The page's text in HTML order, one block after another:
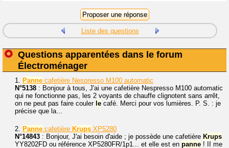
Liste des questions
Questions apparentées dans le forum
Électroménager
1. Panne cafetière Nespresso M100 automatic
N°5138 : Bonjour à tous, J'ai une cafetière Nespresso M100 automatic
qui ne fonctionne pas, les 2 voyants de chauffe clignotent sans arrêt,
on ne peut pas faire couler le café. Merci pour vos lumières. P. S. : je
précise que la...
2. Panne cafetière Krups XP5280
N°14843 : Bonjour, J'ai besoin d'aide ; je possède une cafetière Krups
YY8202FD ou référence XP5280FR/1p1... et elle est en panne ! II me